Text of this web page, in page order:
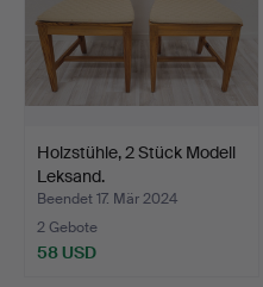
Holzstühle, 2 Stück Modell
Leksand.
Beendet 17. Mär 2024
2 Gebote
58 USD